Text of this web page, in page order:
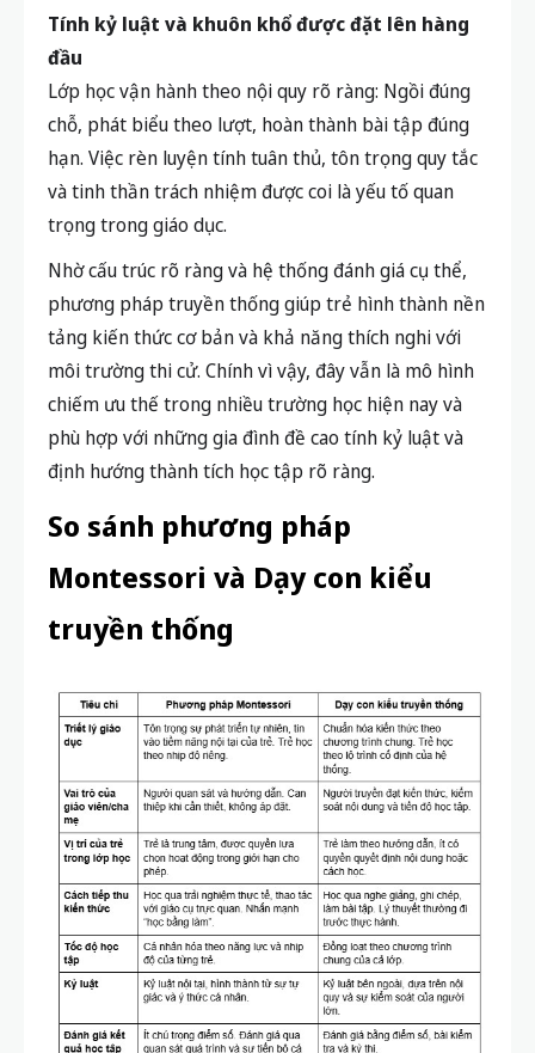
Tính kỷ luật và khuôn khổ được đặt lên hàng
đầu
Lớp học vận hành theo nội quy rõ ràng: Ngồi đúng
chỗ, phát biểu theo lượt, hoàn thành bài tập đúng
hạn. Việc rèn luyện tính tuân thủ, tôn trọng quy tắc
và tinh thần trách nhiệm được coi là yếu tố quan
trọng trong giáo dục.
Nhờ cấu trúc rõ ràng và hệ thống đánh giá cụ thể,
phương pháp truyền thống giúp trẻ hình thành nền
tảng kiến thức cơ bản và khả năng thích nghi với
môi trường thi cử. Chính vì vậy, đây vẫn là mô hình
chiếm ưu thế trong nhiều trường học hiện nay và
phù hợp với những gia đình đề cao tính kỷ luật và
định hướng thành tích học tập rõ ràng.
So sánh phương pháp
Montessori và Dạy con kiểu
truyền thống